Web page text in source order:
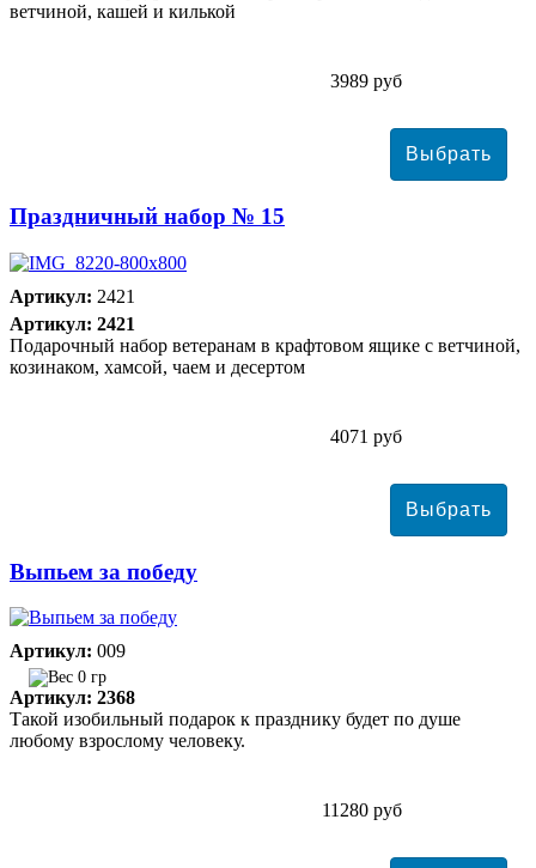
ветчиной, кашей и килькой
3989 руб
Праздничный набор № 15
Артикул: 2421
Артикул: 2421
Подарочный набор ветеранам в крафтовом ящике с ветчиной,
козинаком, хамсой, чаем и десертом
4071 руб
Выпьем за победу
Артикул: 009
0 гр
Артикул: 2368
Такой изобильный подарок к празднику будет по душе
любому взрослому человеку.
11280 руб